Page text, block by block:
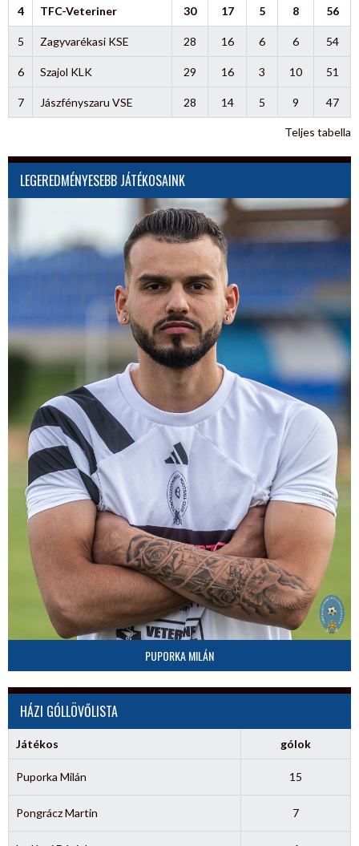
4 TFC-Veteriner 30 17 5 8 56
5 Zagyvarékasi KSE 28 16 6 6 54
6 Szajol KLK 29 16 3 10 51
7 Jászfényszaru VSE 28 14 5 9 47
Teljes tabella
LEGEREDMÉNYESEBB JÁTÉKOSAINK
PUPORKA MILÁN
HÁZI GÓLLÖVŐLISTA
Játékos gólok
Puporka Milán 15
Pongrácz Martin 7